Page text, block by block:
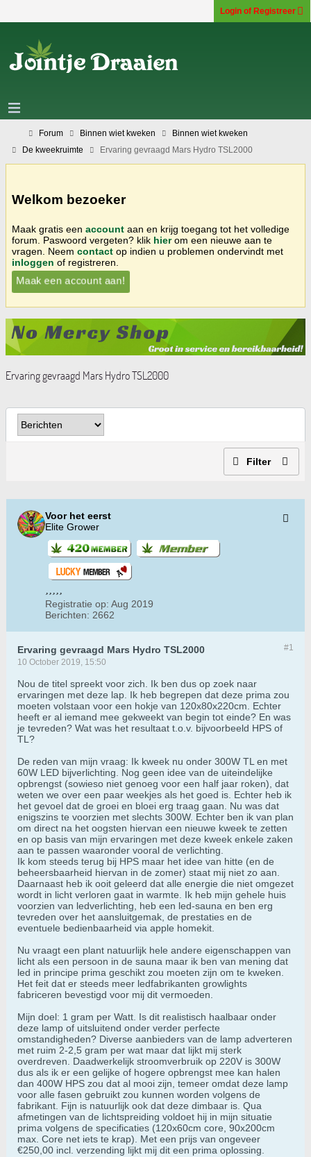
Login of Registreer
Forum Binnen wiet kweken
Binnen wiet kweken
De kweekruimte
Ervaring gevraagd Mars Hydro TSL2000
Welkom bezoeker
Maak gratis een account aan en krijg toegang tot het volledige
forum. Paswoord vergeten? klik hierom een nieuwe aan te
vragen. Neem contact op indien u problemen ondervindt met
inloggen of registreren.
Maak een account aan!
Ervaring gevraagd Mars Hydro TSL2000
Filter
Voor het eerst
Elite Grower
Registratie op: Aug 2019
Berichten: 2662
#1
Ervaring gevraagd Mars Hydro TSL2000
10 October 2019, 15:50
Nou de titel spreekt voor zich. Ik ben dus op zoek naar
ervaringen met deze lap. Ik heb begrepen dat deze prima zou
moeten volstaan voor een hokje van 120x80x220cm. Echter
heeft er al iemand mee gekweekt van begin tot einde? En was
je tevreden? Wat was het resultaat t.o.v. bijvoorbeeld HPS of
TL?
De reden van mijn vraag: Ik kweek nu onder 300W TL en met
60W LED bijverlichting. Nog geen idee van de uiteindelijke
opbrengst (sowieso niet genoeg voor een half jaar roken), dat
weten we over een paar weekjes als het goed is. Echter heb ik
het gevoel dat de groei en bloei erg traag gaan. Nu was dat
enigszins te voorzien met slechts 300W. Echter ben ik van plan
om direct na het oogsten hiervan een nieuwe kweek te zetten
en op basis van mijn ervaringen met deze kweek enkele zaken
aan te passen waaronder vooral de verlichting.
Ik kom steeds terug bij HPS maar het idee van hitte (en de
beheersbaarheid hiervan in de zomer) staat mij niet zo aan.
Daarnaast heb ik ooit geleerd dat alle energie die niet omgezet
wordt in licht verloren gaat in warmte. Ik heb mijn gehele huis
voorzien van ledverlichting, heb een led-sauna en ben erg
tevreden over het aansluitgemak, de prestaties en de
eventuele bedienbaarheid via apple homekit.
Nu vraagt een plant natuurlijk hele andere eigenschappen van
licht als een persoon in de sauna maar ik ben van mening dat
led in principe prima geschikt zou moeten zijn om te kweken.
Het feit dat er steeds meer ledfabrikanten growlights
fabriceren bevestigd voor mij dit vermoeden.
Mijn doel: 1 gram per Watt. Is dit realistisch haalbaar onder
deze lamp of uitsluitend onder verder perfecte
omstandigheden? Diverse aanbieders van de lamp adverteren
met ruim 2-2,5 gram per wat maar dat lijkt mij sterk
overdreven. Daadwerkelijk stroomverbruik op 220V is 300W
dus als ik er een gelijke of hogere opbrengst mee kan halen
dan 400W HPS zou dat al mooi zijn, temeer omdat deze lamp
voor alle fasen gebruikt zou kunnen worden volgens de
fabrikant. Fijn is natuurlijk ook dat deze dimbaar is. Qua
afmetingen van de lichtspreiding voldoet hij in mijn situatie
prima volgens de specificaties (120x60cm core, 90x200cm
max. Core net iets te krap). Met een prijs van ongeveer
€250,00 incl. verzending lijkt mij dit een prima oplossing.